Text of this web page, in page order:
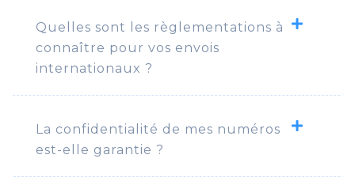
Quelles sont les règlementations à
connaître pour vos envois
internationaux ?
La confidentialité de mes numéros
est-elle garantie ?